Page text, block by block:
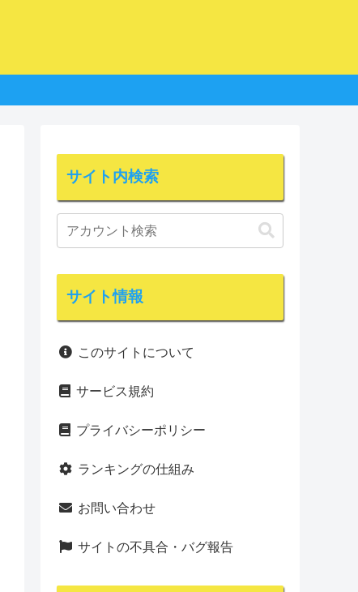
サイト内検索
サイト情報
このサイトについて
サービス規約
プライバシーポリシー
ランキングの仕組み
お問い合わせ
サイトの不具合・バグ報告